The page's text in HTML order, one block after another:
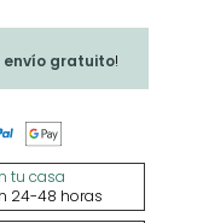
envío gratuito!
tu casa
24-48 horas